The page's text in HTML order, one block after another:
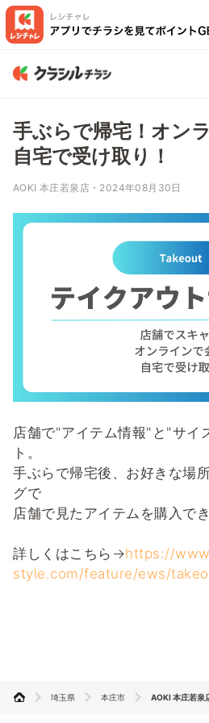
手ぶらで帰宅！オン
自宅で受け取り！
AOKI 本庄若泉店・2024年08月30日
店舗で"アイテム情報"と"サイ
ト。
手ぶらで帰宅後、お好きな場
グで
店舗で見たアイテムを購入でき
詳しくはこちら→https://
style.com/feature/ews/
埼玉県 本庄市 AOKI 本庄若泉